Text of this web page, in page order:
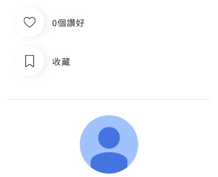
0個讚好
收藏